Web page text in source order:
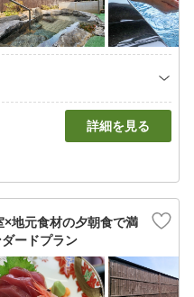
詳細を見る
×地元食材の夕朝食で満
ードプラン